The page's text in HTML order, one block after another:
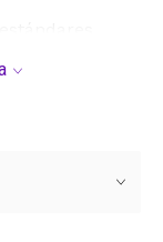
de pieza
en